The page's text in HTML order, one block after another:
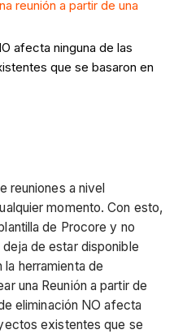
reunión a partir de una
afecta ninguna de las
que se basaron en
reuniones a nivel
momento. Con esto,
de Procore y no
de estar disponible
herramienta de
una Reunión a partir de
eliminación NO afecta
existentes que se